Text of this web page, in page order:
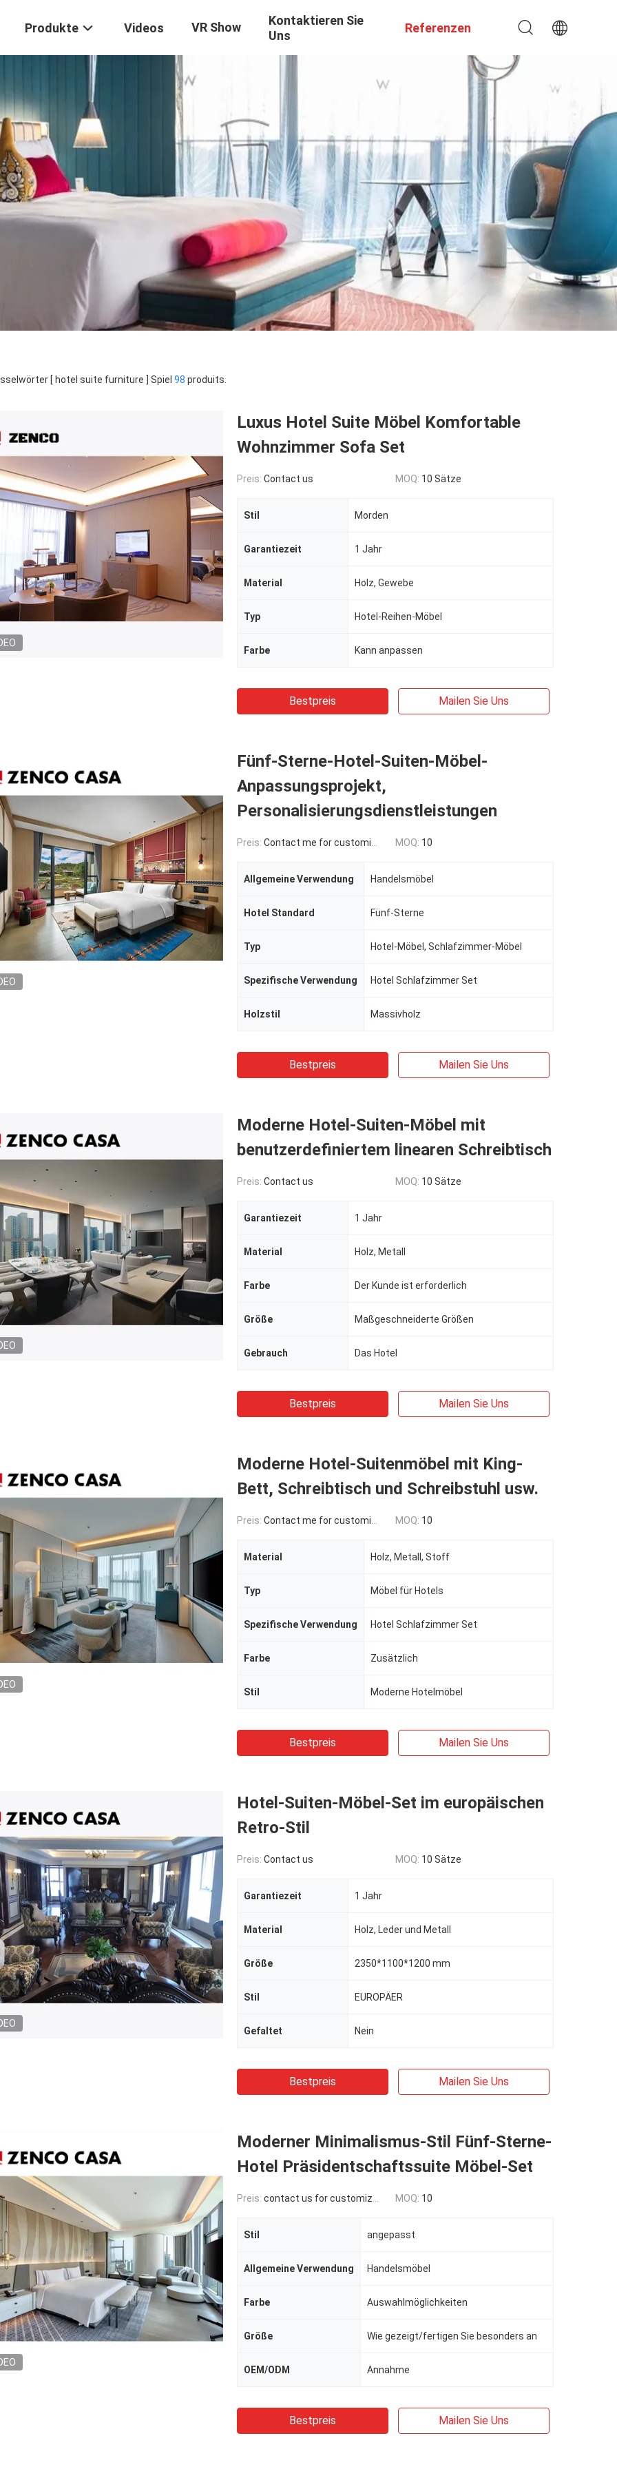
Produkte Videos VR Show
Kontaktieren Sie
Uns
Referenzen
[ hotel suite furniture ] Spiel 98 produits.
Luxus Hotel Suite Möbel Komfortable
Wohnzimmer Sofa Set
Preis: Contact us MOQ: 10 Sätze
Stil Morden
Garantiezeit 1 Jahr
Material Holz, Gewebe
Typ Hotel-Reihen-Möbel
Farbe Kann anpassen
Bestpreis Mailen Sie Uns
Fünf-Sterne-Hotel-Suiten-Möbel-
Anpassungsprojekt,
Personalisierungsdienstleistungen
Preis: Contact me for customized MOQ: 10
Allgemeine Verwendung Handelsmöbel
Hotel Standard Fünf-Sterne
Typ Hotel-Möbel, Schlafzimmer-Möbel
Spezifische Verwendung Hotel Schlafzimmer Set
Holzstil Massivholz
Bestpreis Mailen Sie Uns
Moderne Hotel-Suiten-Möbel mit
benutzerdefiniertem linearen Schreibtisch
Preis: Contact us MOQ: 10 Sätze
Garantiezeit 1 Jahr
Material Holz, Metall
Farbe Der Kunde ist erforderlich
Größe Maßgeschneiderte Größen
Gebrauch Das Hotel
Bestpreis Mailen Sie Uns
Moderne Hotel-Suitenmöbel mit King-
Bett, Schreibtisch und Schreibstuhl usw.
Preis: Contact me for customized MOQ: 10
Material Holz, Metall, Stoff
Typ Möbel für Hotels
Spezifische Verwendung Hotel Schlafzimmer Set
Farbe Zusätzlich
Stil Moderne Hotelmöbel
Bestpreis Mailen Sie Uns
Hotel-Suiten-Möbel-Set im europäischen
Retro-Stil
Preis: Contact us MOQ: 10 Sätze
Garantiezeit 1 Jahr
Material Holz, Leder und Metall
Größe 2350*1100*1200 mm
Stil EUROPÄER
Gefaltet Nein
Bestpreis Mailen Sie Uns
Moderner Minimalismus-Stil Fünf-Sterne-
Hotel Präsidentschaftssuite Möbel-Set
Preis: contact us for customized MOQ: 10
Stil angepasst
Allgemeine Verwendung Handelsmöbel
Farbe Auswahlmöglichkeiten
Größe Wie gezeigt/fertigen Sie besonders an
OEM/ODM Annahme
Bestpreis Mailen Sie Uns